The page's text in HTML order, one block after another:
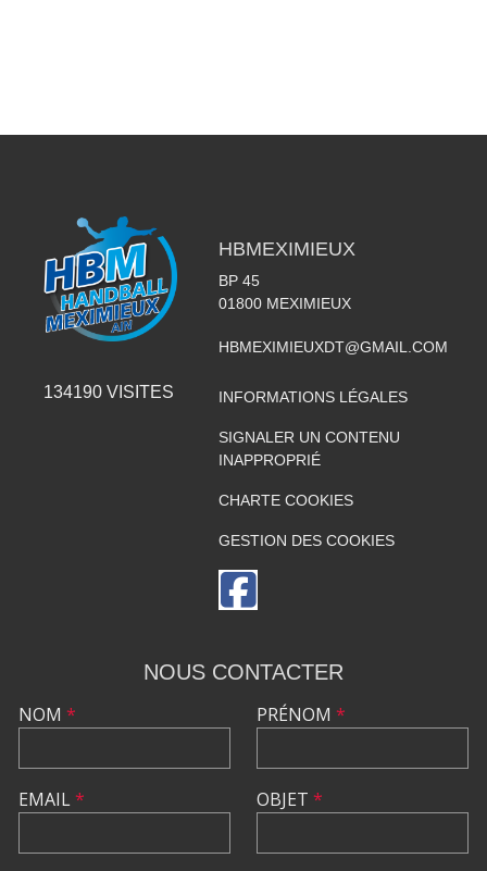
134190 VISITES
HBMEXIMIEUX
BP 45
01800 MEXIMIEUX
HBMEXIMIEUXDT@GMAIL.COM
INFORMATIONS LÉGALES
SIGNALER UN CONTENU
INAPPROPRIÉ
CHARTE COOKIES
GESTION DES COOKIES
NOUS CONTACTER
NOM *
EMAIL*
PRÉNOM *
OBJET *